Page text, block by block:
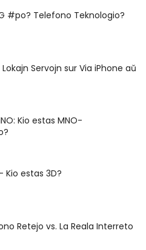
#po? Telefono Teknologio?
Lokajn Servojn sur Via iPhone aŭ
Kio estas MNO-
Kio estas 3D?
Retejo vs. La Reala Interreto